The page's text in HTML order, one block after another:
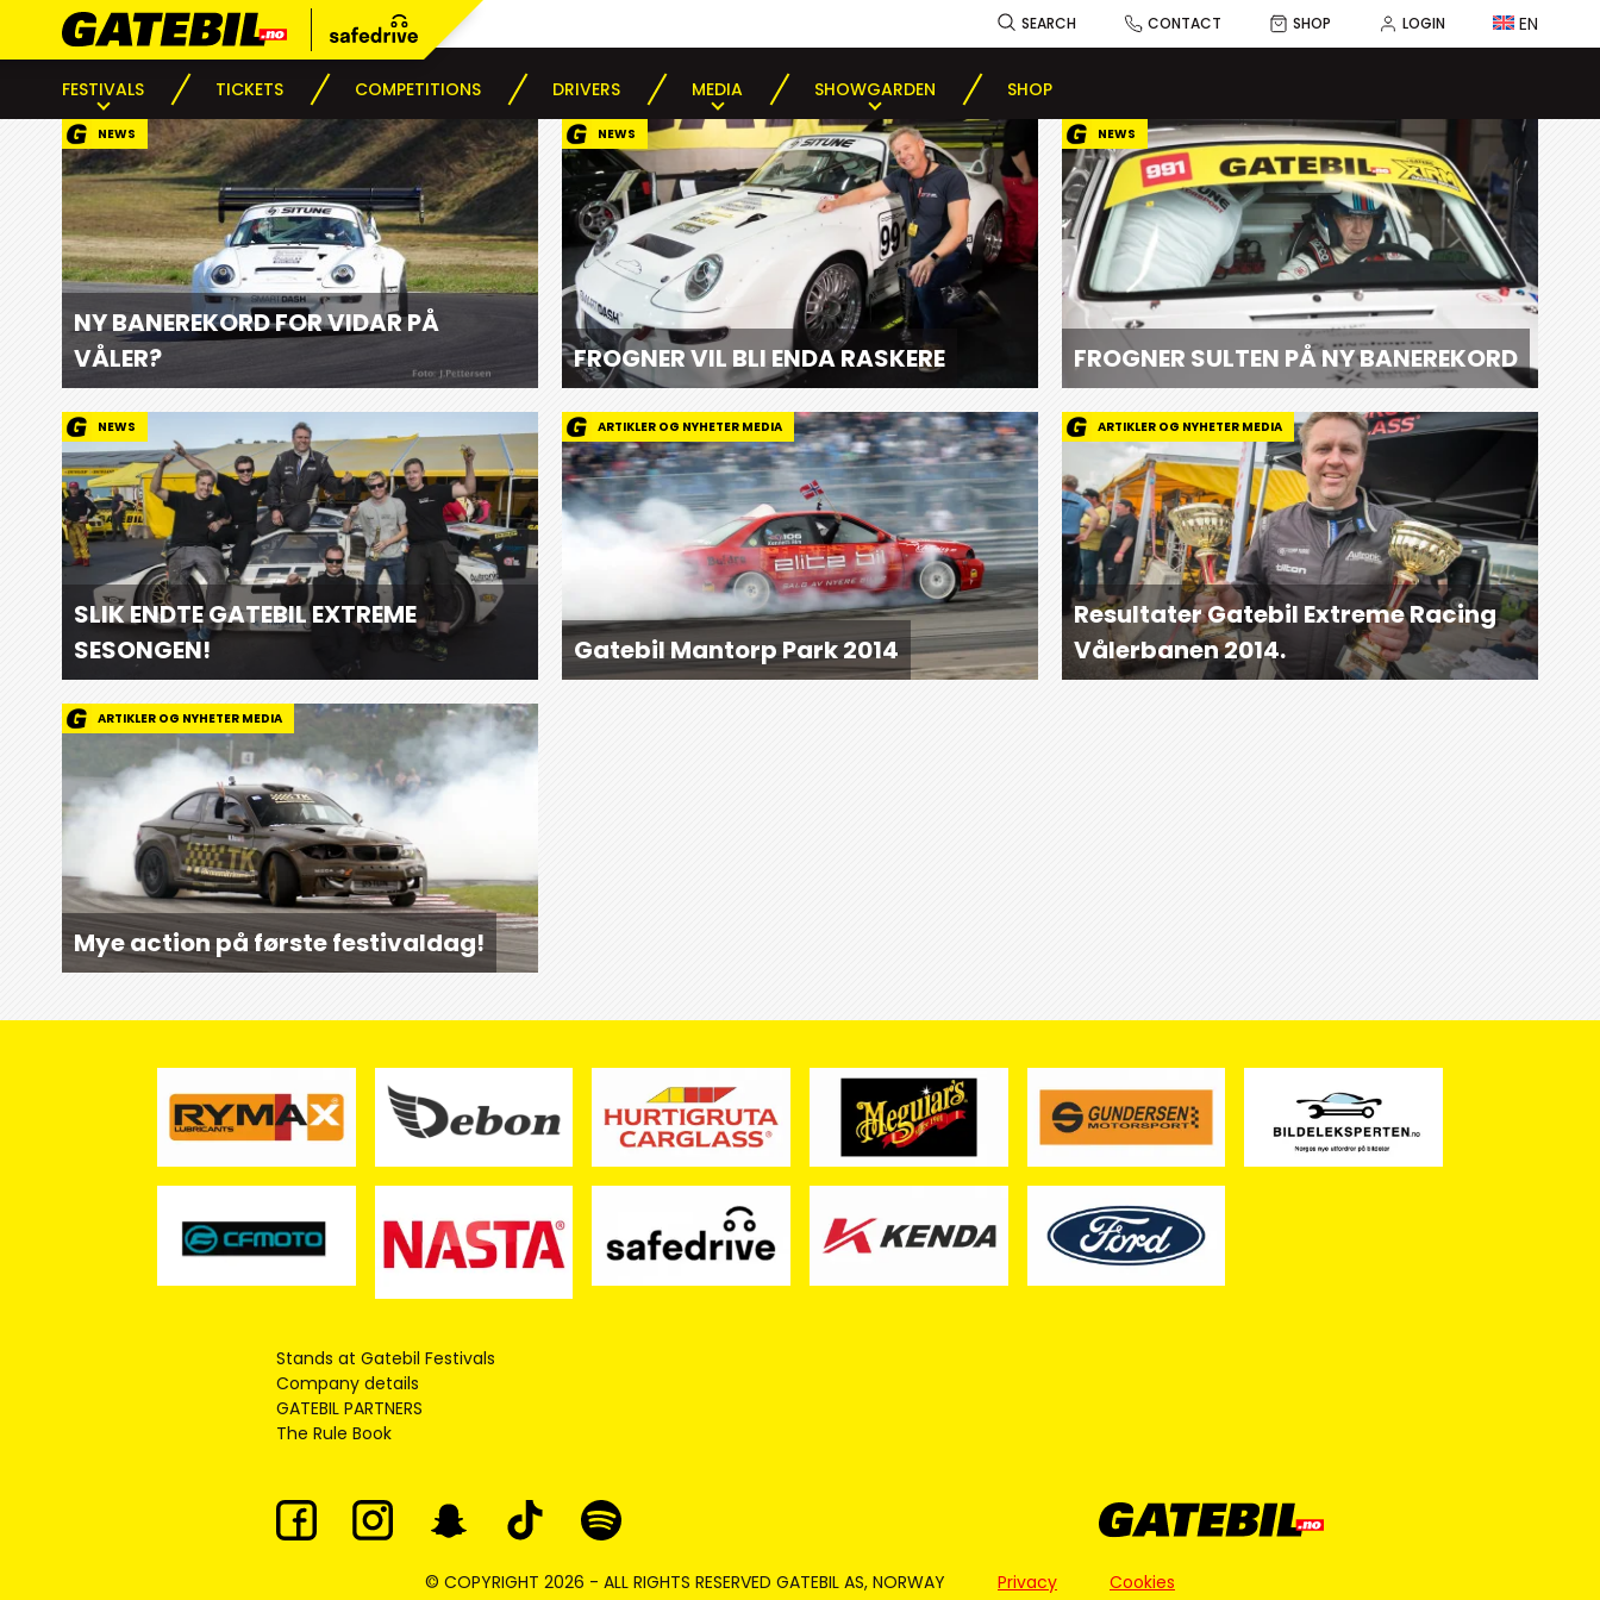
FESTIVALS TICKETS COMPETITIONS DRIVERS MEDIA SHOWGARDEN SHOP
SEARCH CONTACT SHOP LOGIN EN
NEWS
NY BANEREKORD FOR VIDAR PÅ
VÅLER?
NEWS
FROGNER VIL BLI ENDA RASKERE
NEWS
FROGNER SULTEN PÅ NY BANEREKORD
NEWS
SLIK ENDTE GATEBIL EXTREME
SESONGEN!
ARTIKLER OG NYHETER MEDIA
Gatebil Mantorp Park 2014
ARTIKLER OG NYHETER MEDIA
Resultater Gatebil Extreme Racing
Vålerbanen 2014.
ARTIKLER OG NYHETER MEDIA
Mye action på første festivaldag!
Stands at Gatebil Festivals
Company details
GATEBIL PARTNERS
The Rule Book
© COPYRIGHT 2026 - ALL RIGHTS RESERVED GATEBIL AS, NORWAY Privacy Cookies